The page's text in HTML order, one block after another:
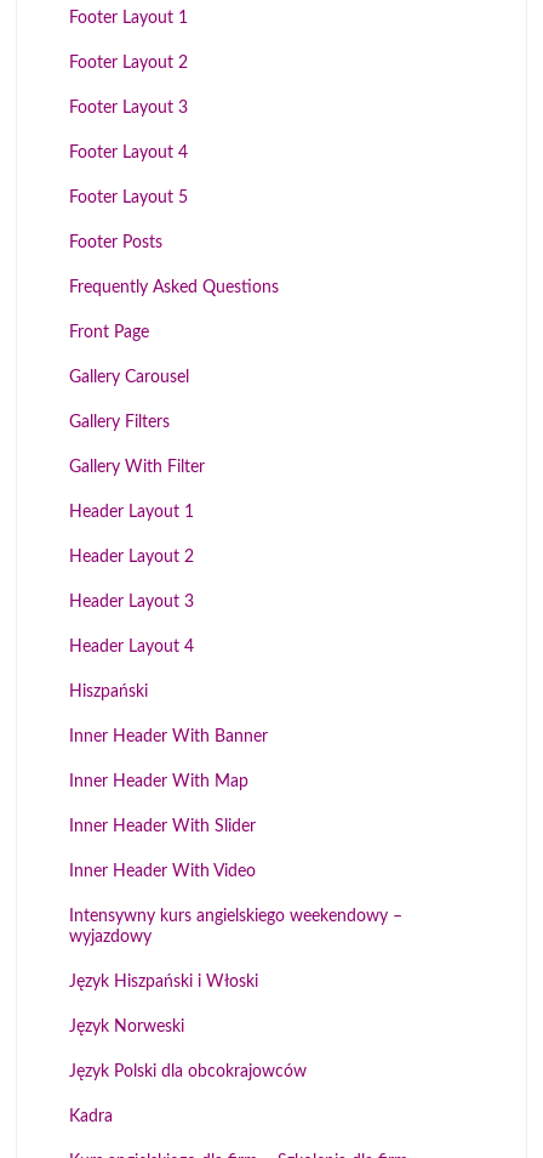
Footer Layout 1
Footer Layout 2
Footer Layout 3
Footer Layout 4
Footer Layout 5
Footer Posts
Frequently Asked Questions
Front Page
Gallery Carousel
Gallery Filters
Gallery With Filter
Header Layout 1
Header Layout 2
Header Layout 3
Header Layout 4
Hiszpański
Inner Header With Banner
Inner Header With Map
Inner Header With Slider
Inner Header With Video
Intensywny kurs angielskiego weekendowy –
wyjazdowy
Język Hiszpański i Włoski
Język Norweski
Język Polski dla obcokrajowców
Kadra